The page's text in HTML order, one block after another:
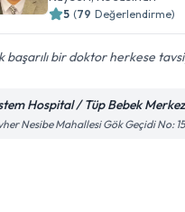
5 (79 Değerlendirme)
başarılı bir doktor herkese
Hospital / Tüp Bebek
Nesibe Mahallesi Gök Geçidi No: 15